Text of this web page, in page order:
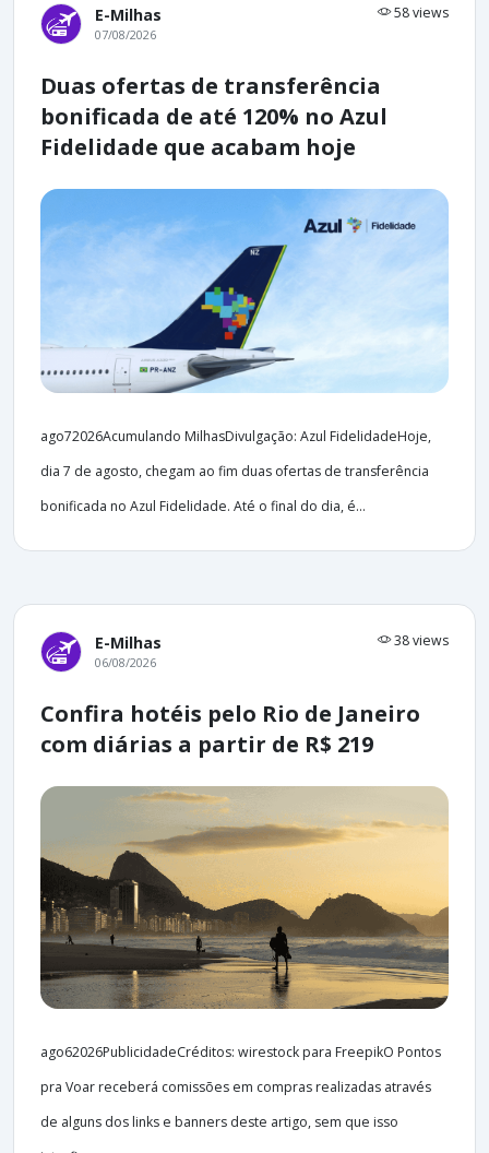
E-Milhas 58 views
07/08/2026
Duas ofertas de transferência
bonificada de até 120% no Azul
Fidelidade que acabam hoje
ago72026Acumulando MilhasDivulgação: Azul FidelidadeHoje,
dia 7 de agosto, chegam ao fim duas ofertas de transferência
bonificada no Azul Fidelidade. Até o final do dia, é...
E-Milhas 38 views
06/08/2026
Confira hotéis pelo Rio de Janeiro
com diárias a partir de R$ 219
ago62026PublicidadeCréditos: wirestock para FreepikO Pontos
pra Voar receberá comissões em compras realizadas através
de alguns dos links e banners deste artigo, sem que isso